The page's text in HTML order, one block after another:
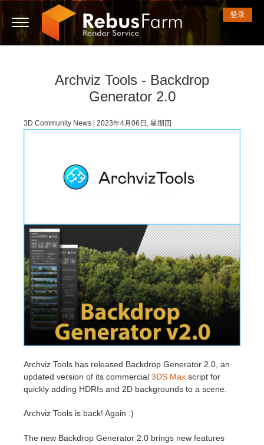
技术支持贴
我的REBUS
支付历史
编辑个人资料
技术支持贴
TeamManager
3D ARTIST OF THE YEAR
2018
2017
比赛
Memories Challenge
社区
3D Artist of the Month
3D Artist of the Year
支持
保密协议
价格
租期内不限时渲染设备租用
3D 软件
Corona
Redshift
Mental Ray
Maxwell
Modo
开始使用
登录
Archviz Tools - Backdrop
Generator 2.0
3D Community News | 2023年4月06日, 星期四
Archviz Tools has released Backdrop Generator 2.0, an
updated version of its commercial 3DS Max script for
quickly adding HDRIs and 2D backgrounds to a scene.
Archviz Tools is back! Again :)
The new Backdrop Generator 2.0 brings new features